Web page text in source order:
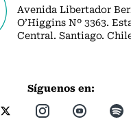
Avenida Libertador
O’Higgins Nº 3363.
Central. Santiago.
Síguenos en: